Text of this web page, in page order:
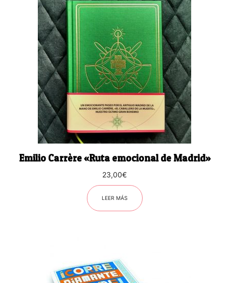
Emilio Carrère «Ruta emocional de Madrid»
23,00€
LEER MÁS